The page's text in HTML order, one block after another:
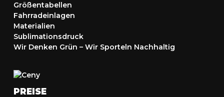
Größentabellen
Fahrradeinlagen
Materialien
Sublimationsdruck
Wir Denken Grün – Wir Sporteln Nachhaltig
PREISE